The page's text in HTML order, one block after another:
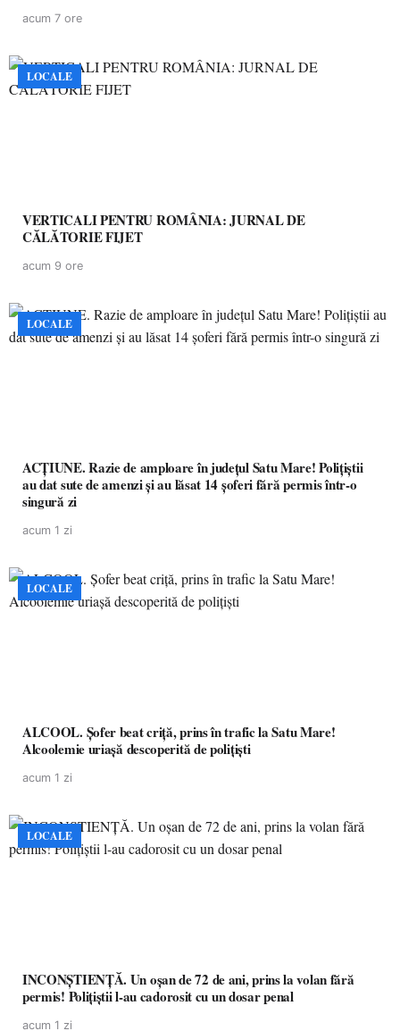
acum 7 ore
LOCALE
VERTICALI PENTRU ROMÂNIA: JURNAL DE
CĂLĂTORIE FIJET
acum 9 ore
LOCALE
ACȚIUNE. Razie de amploare în județul Satu Mare! Polițiștii
au dat sute de amenzi și au lăsat 14 șoferi fără permis într-o
singură zi
acum 1 zi
LOCALE
ALCOOL. Șofer beat criță, prins în trafic la Satu Mare!
Alcoolemie uriașă descoperită de polițiști
acum 1 zi
LOCALE
INCONȘTIENȚĂ. Un oșan de 72 de ani, prins la volan fără
permis! Polițiștii l-au cadorosit cu un dosar penal
acum 1 zi